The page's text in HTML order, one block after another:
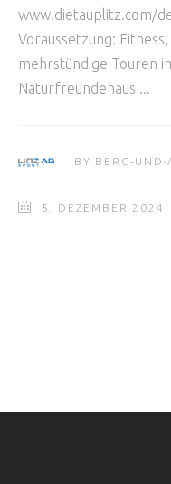
www.dietauplitz.com/
Voraussetzung:
mehrstündige Touren
Naturfreundehaus
BY BERG-UND-
5. DEZEMBER 2024